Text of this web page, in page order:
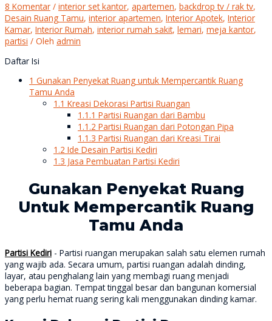
8 Komentar / interior set kantor, apartemen, backdrop tv / rak tv,
Desain Ruang Tamu, interior apartemen, Interior Apotek, Interior
Kamar, Interior Rumah, interior rumah sakit, lemari, meja kantor,
partisi / Oleh admin
Daftar Isi
1 Gunakan Penyekat Ruang untuk Mempercantik Ruang
Tamu Anda
1.1 Kreasi Dekorasi Partisi Ruangan
1.1.1 Partisi Ruangan dari Bambu
1.1.2 Partisi Ruangan dari Potongan Pipa
1.1.3 Partisi Ruangan dari Kreasi Tirai
1.2 Ide Desain Partisi Kediri
1.3 Jasa Pembuatan Partisi Kediri
Gunakan Penyekat Ruang
Untuk Mempercantik Ruang
Tamu Anda
Partisi Kediri - Partisi ruangan merupakan salah satu elemen rumah
yang wajib ada. Secara umum, partisi ruangan adalah dinding,
layar, atau penghalang lain yang membagi ruang menjadi
beberapa bagian. Tempat tinggal besar dan bangunan komersial
yang perlu hemat ruang sering kali menggunakan dinding kamar.